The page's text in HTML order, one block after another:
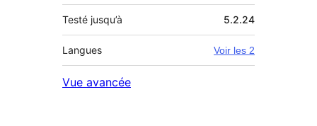
Testé jusqu’à 5.2.24
Langues Voir les 2
Vue avancée